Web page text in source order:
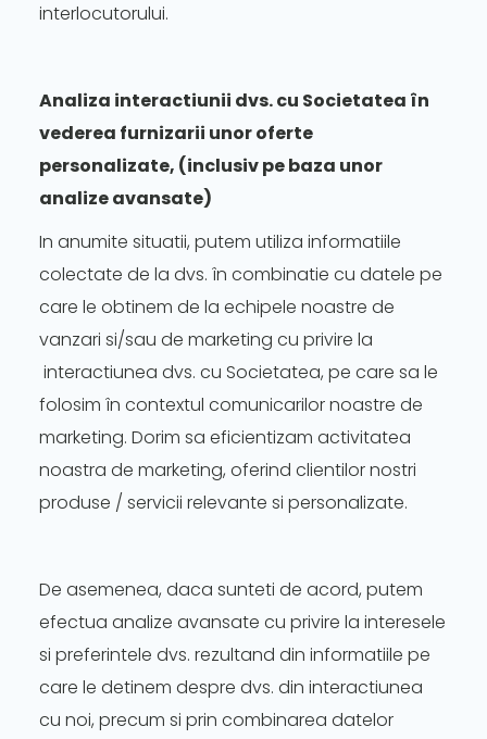
interlocutorului.
Analiza interactiunii dvs. cu Societatea în
vederea furnizarii unor oferte
personalizate, (inclusiv pe baza unor
analize avansate)
In anumite situatii, putem utiliza informatiile
colectate de la dvs. în combinatie cu datele pe
care le obtinem de la echipele noastre de
vanzari si/sau de marketing cu privire la
interactiunea dvs. cu Societatea, pe care sa le
folosim în contextul comunicarilor noastre de
marketing. Dorim sa eficientizam activitatea
noastra de marketing, oferind clientilor nostri
produse / servicii relevante si personalizate.
De asemenea, daca sunteti de acord, putem
efectua analize avansate cu privire la interesele
si preferintele dvs. rezultand din informatiile pe
care le detinem despre dvs. din interactiunea
cu noi, precum si prin combinarea datelor